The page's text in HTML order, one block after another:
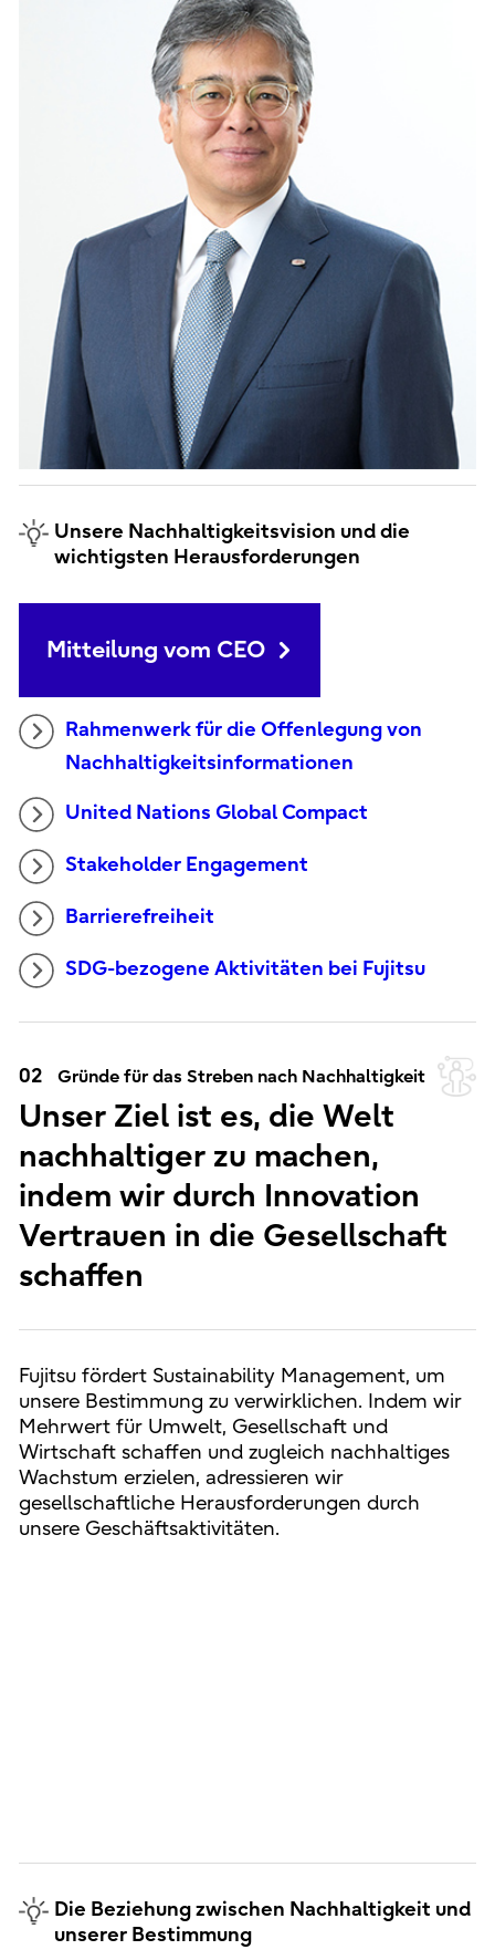
Unsere Nachhaltigkeitsvision und die
wichtigsten Herausforderungen
Mitteilung vom CEO
Rahmenwerk für die Offenlegung von
Nachhaltigkeitsinformationen
United Nations Global Compact
Stakeholder Engagement
Barrierefreiheit
SDG-bezogene Aktivitäten bei Fujitsu
02 Gründe für das Streben nach Nachhaltigkeit
Unser Ziel ist es, die Welt
nachhaltiger zu machen,
indem wir durch Innovation
Vertrauen in die Gesellschaft
schaffen
Fujitsu fördert Sustainability Management, um
unsere Bestimmung zu verwirklichen. Indem wir
Mehrwert für Umwelt, Gesellschaft und
Wirtschaft schaffen und zugleich nachhaltiges
Wachstum erzielen, adressieren wir
gesellschaftliche Herausforderungen durch
unsere Geschäftsaktivitäten.
Die Beziehung zwischen Nachhaltigkeit und
unserer Bestimmung